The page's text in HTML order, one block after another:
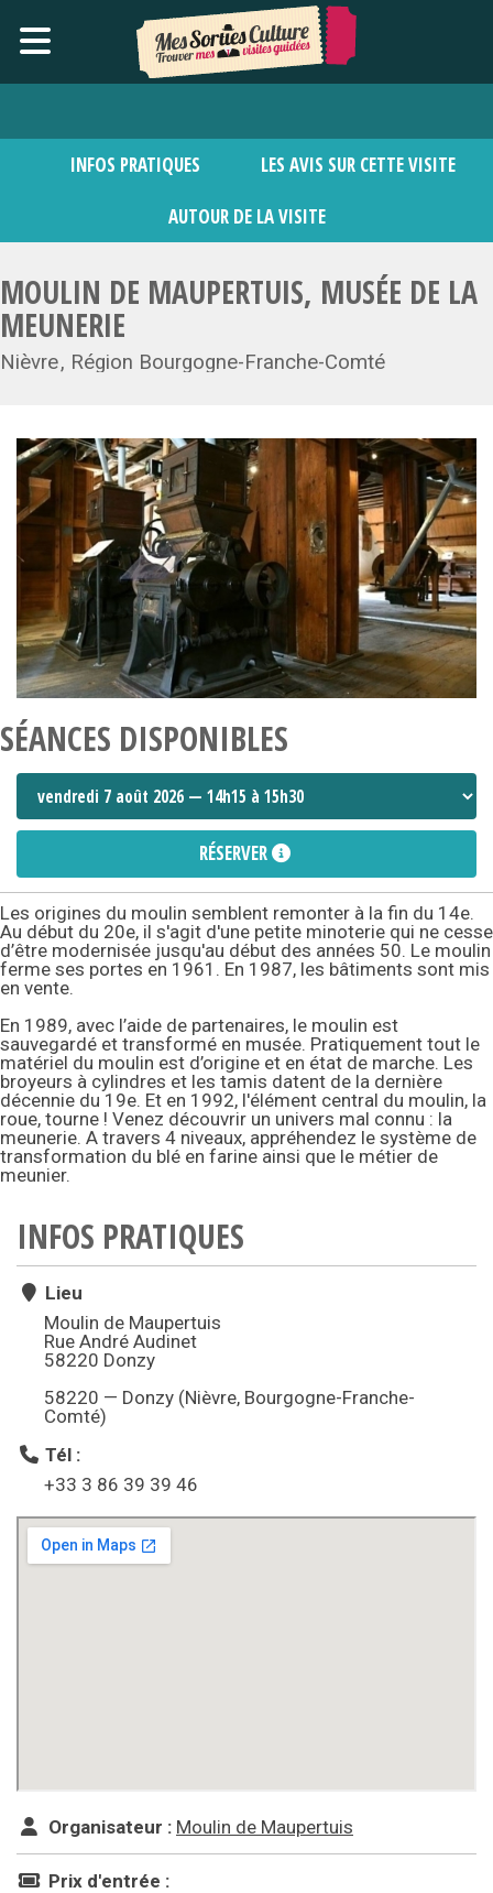
INFOS PRATIQUES LES AVIS SUR CETTE VISITE
AUTOUR DE LA VISITE
MOULIN DE MAUPERTUIS, MUSÉE DE LA
MEUNERIE
Nièvre Région Bourgogne-Franche-Comté
SÉANCES DISPONIBLES
RÉSERVER
Les origines du moulin semblent remonter à la fin du 14e.
Au début du 20e, il s'agit d'une petite minoterie qui ne cesse
d’être modernisée jusqu'au début des années 50. Le moulin
ferme ses portes en 1961. En 1987, les bâtiments sont mis
en vente.
En 1989, avec l’aide de partenaires, le moulin est
sauvegardé et transformé en musée. Pratiquement tout le
matériel du moulin est d’origine et en état de marche. Les
broyeurs à cylindres et les tamis datent de la dernière
décennie du 19e. Et en 1992, l'élément central du moulin, la
roue, tourne ! Venez découvrir un univers mal connu : la
meunerie. A travers 4 niveaux, appréhendez le système de
transformation du blé en farine ainsi que le métier de
meunier.
INFOS PRATIQUES
Lieu
Moulin de Maupertuis
Rue André Audinet
58220 Donzy
58220 — Donzy (Nièvre, Bourgogne-Franche-
Comté)
Tél :
+33 3 86 39 39 46
Organisateur : Moulin de Maupertuis
Prix d'entrée :